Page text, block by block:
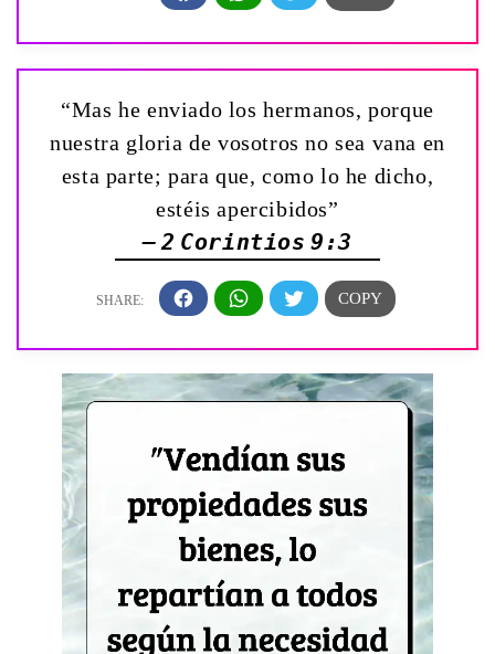
“Mas he enviado los hermanos, porque
nuestra gloria de vosotros no sea vana en
esta parte; para que, como lo he dicho,
estéis apercibidos”
— 2 Corintios 9:3